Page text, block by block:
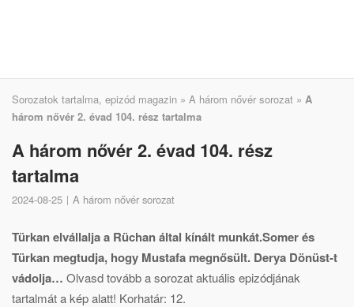
Sorozatok tartalma, epizód magazin » A három nővér sorozat » A
három nővér 2. évad 104. rész tartalma
A három nővér 2. évad 104. rész
tartalma
2024-08-25 A három nővér sorozat
Türkan elvállalja a Rüchan által kínált munkát.Somer és
Türkan megtudja, hogy Mustafa megnősült. Derya Dönüst-t
vádolja… Olvasd tovább a sorozat aktuális epizódjának
tartalmát a kép alatt! Korhatár: 12.